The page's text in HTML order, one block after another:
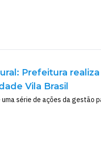
Prefeitura
Vila Brasil
série de ações da gestão